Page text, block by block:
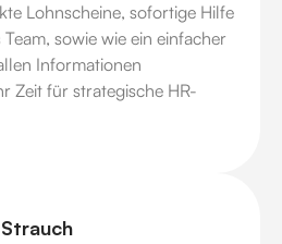
Lohnscheine, sofortige Hilfe
sowie wie ein einfacher
Informationen
Zeit für strategische HR-